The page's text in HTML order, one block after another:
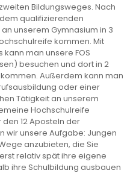
Bildungsweges. Nach
qualifizierenden
unserem Gymnasium in 3
kommen. Mit
man unsere FOS
besuchen und dort in 2
Außerdem kann man
oder einer
Tätigkeit an unserem
Hochschulreife
12 Aposteln der
wir unsere Aufgabe: Jungen
anzubieten, die Sie
relativ spät ihre eigene
ihre Schulbildung ausbauen